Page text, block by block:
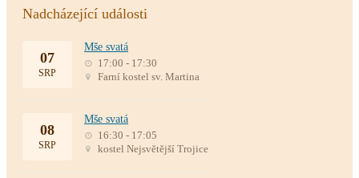
Nadcházející události
07
SRP
Mše svatá
17:00 - 17:30
Farní kostel sv. Martina
08
SRP
Mše svatá
16:30 - 17:05
kostel Nejsvětější Trojice